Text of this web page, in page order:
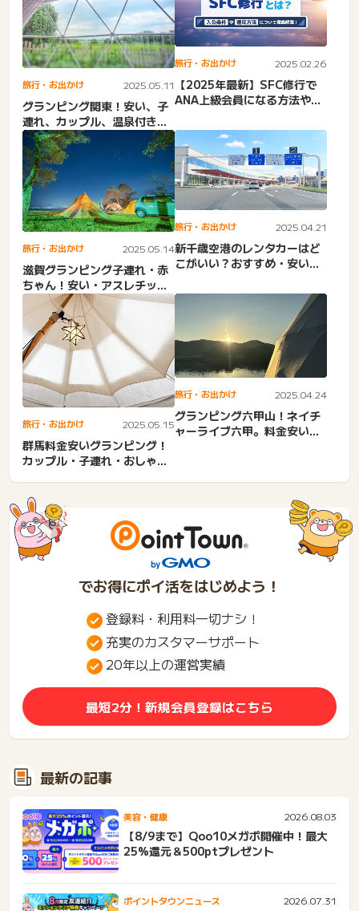
旅行・お出かけ 2025.05.11
グランピング関東！安い、子
連れ、カップル、温泉付き・
空き状況・学生・トイレ付
き...
旅行・お出かけ 2025.02.26
【2025年最新】SFC修行で
ANA上級会員になる方法やお
旅行・お出かけ 2025.05.14
滋賀グランピング子連れ・赤
ちゃん！安い・アスレチッ
ク・家族・コテージ・琵琶
湖・...
旅行・お出かけ 2025.04.21
新千歳空港のレンタカーはど
こがいい？おすすめ・安い・
コ...
旅行・お出かけ 2025.05.15
群馬料金安いグランピング！
カップル・子連れ・おしゃれ
旅行・お出かけ 2025.04.24
グランピング六甲山！ネイチ
ャーライブ六甲。料金安い・
でお得にポイ活をはじめよう！
登録料・利用料一切ナシ！
充実のカスタマーサポート
20年以上の運営実績
最短2分！新規会員登録はこちら
最新の記事
美容・健康 2026.08.03
【8/9まで】Qoo10メガポ開催中！最大
25%還元＆500ptプレゼント
ポイントタウンニュース 2026.07.31